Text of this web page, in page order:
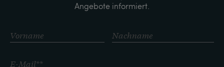
Angebote informiert.